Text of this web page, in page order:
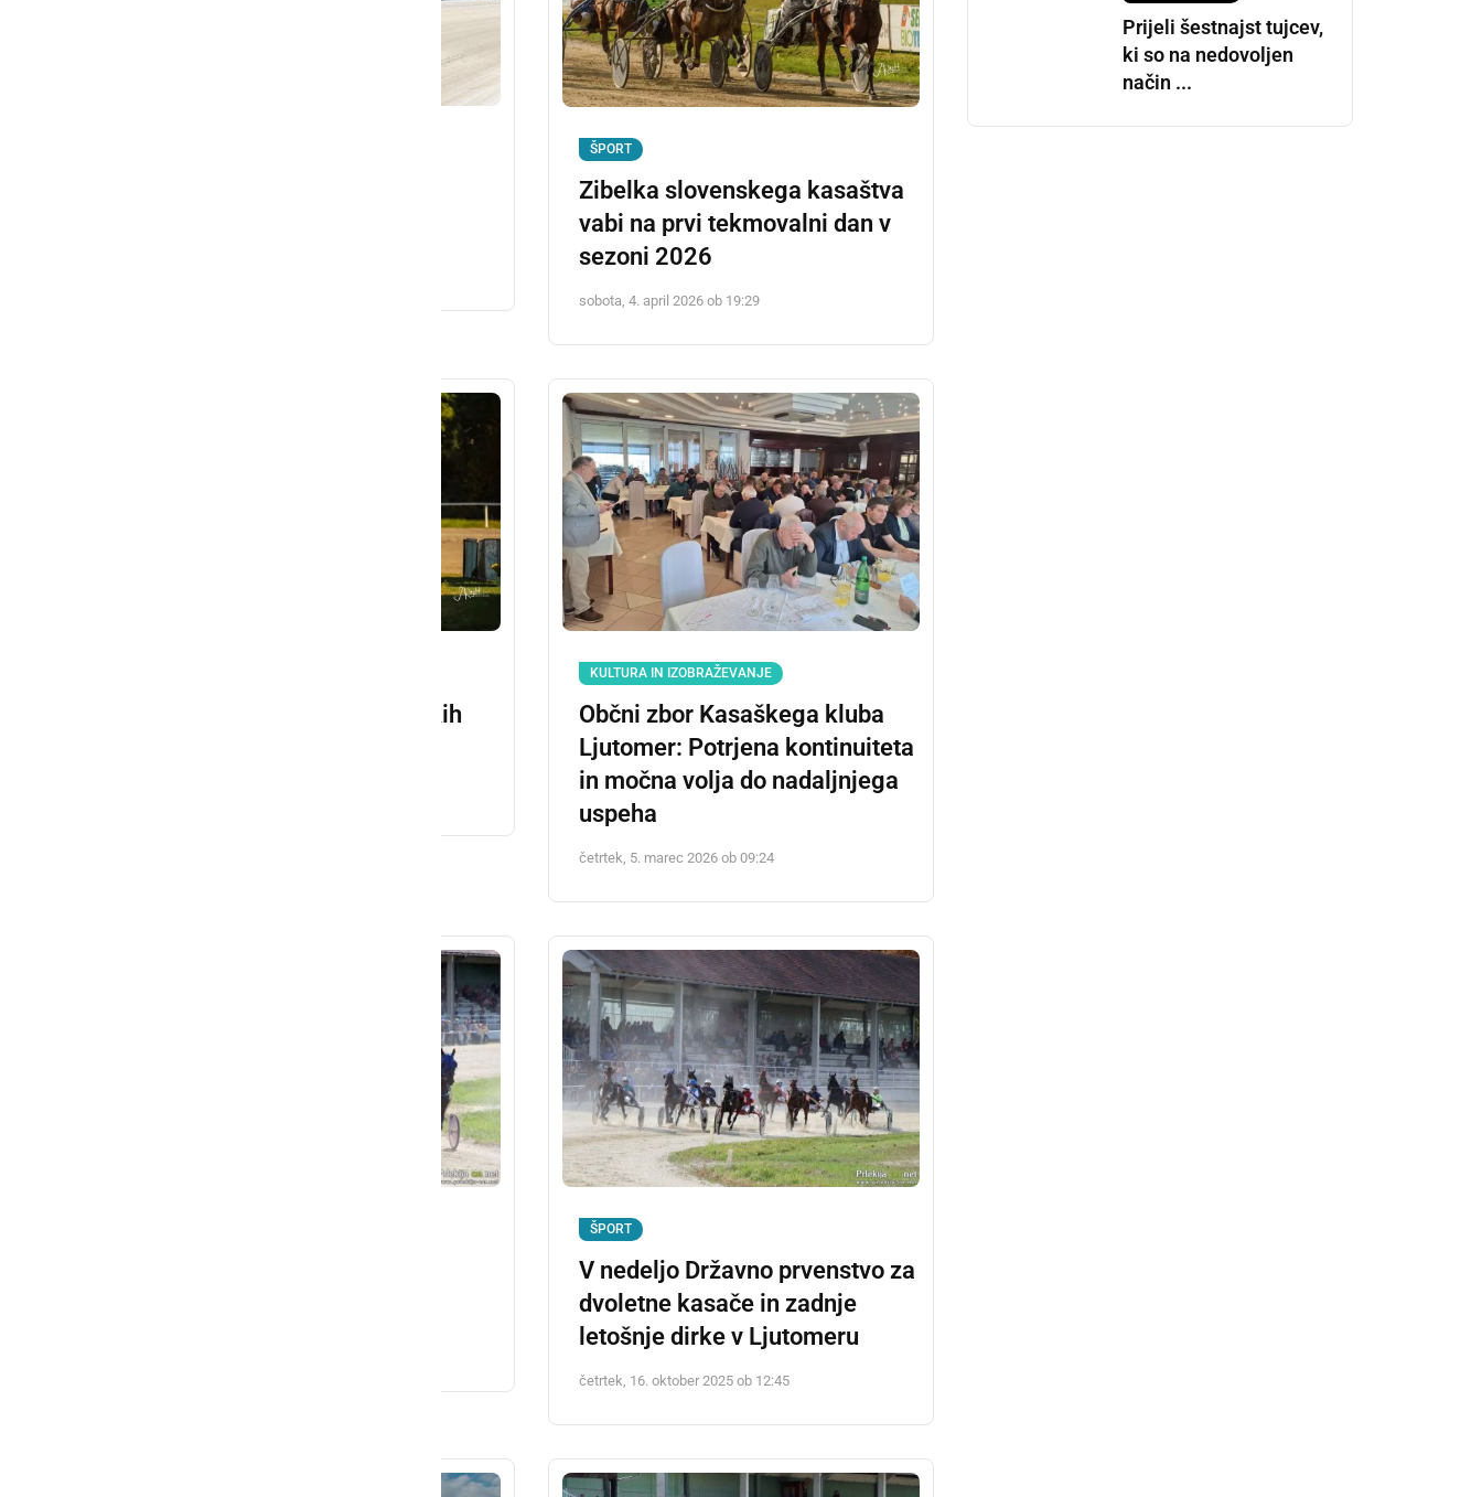
ŠPORT
Zibelka slovenskega kasaštva
vabi na prvi tekmovalni dan v
sezoni 2026
sobota, 4. april 2026 ob 19:29
Začenja se sezona kasaških
KULTURA IN IZOBRAŽEVANJE
Občni zbor Kasaškega kluba
Ljutomer: Potrjena kontinuiteta
in močna volja do nadaljnjega
uspeha
četrtek, 5. marec 2026 ob 09:24
ŠPORT
V nedeljo Državno prvenstvo za
dvoletne kasače in zadnje
letošnje dirke v Ljutomeru
četrtek, 16. oktober 2025 ob 12:45
Prijeli šestnajst tujcev,
ki so na nedovoljen
način ...